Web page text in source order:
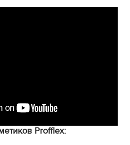
Profflex: